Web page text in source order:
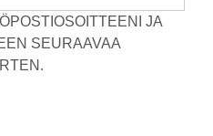
JA
SEURAAVAA